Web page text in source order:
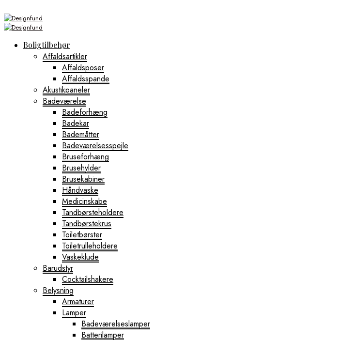
Boligtilbehør
Affaldsartikler
Affaldsposer
Affaldsspande
Akustikpaneler
Badeværelse
Badeforhæng
Badekar
Bademåtter
Badeværelsesspejle
Bruseforhæng
Brusehylder
Brusekabiner
Håndvaske
Medicinskabe
Tandbørsteholdere
Tandbørstekrus
Toiletbørster
Toiletrulleholdere
Vaskeklude
Barudstyr
Cocktailshakere
Belysning
Armaturer
Lamper
Badeværelseslamper
Batterilamper